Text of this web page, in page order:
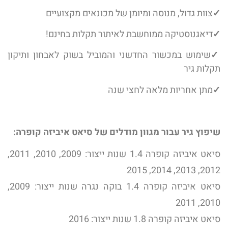
✓צוות גדול, מנוסה ומיומן של מכונאים מקצועיים
✓דיאגנוסטיקה ממוחשבת לאיתור תקלות בחינם!
✓שימוש במכשור החדשני והמוביל בשוק לאבחון ותיקון
תקלות גיר
✓מתן אחריות מלאה לחצי שנה
שיפוץ גיר עבור מגוון מודלים של סיאט איביזה קופרה:
סיאט איביזה קופרה 1.4 שנות ייצור: 2009, 2010, 2011,
2012, 2013, 2014, 2015
סיאט איביזה קופרה 1.4 בוקה נגרה שנות ייצור: 2009,
2010, 2011
סיאט איביזה קופרה 1.8 שנות ייצור: 2016